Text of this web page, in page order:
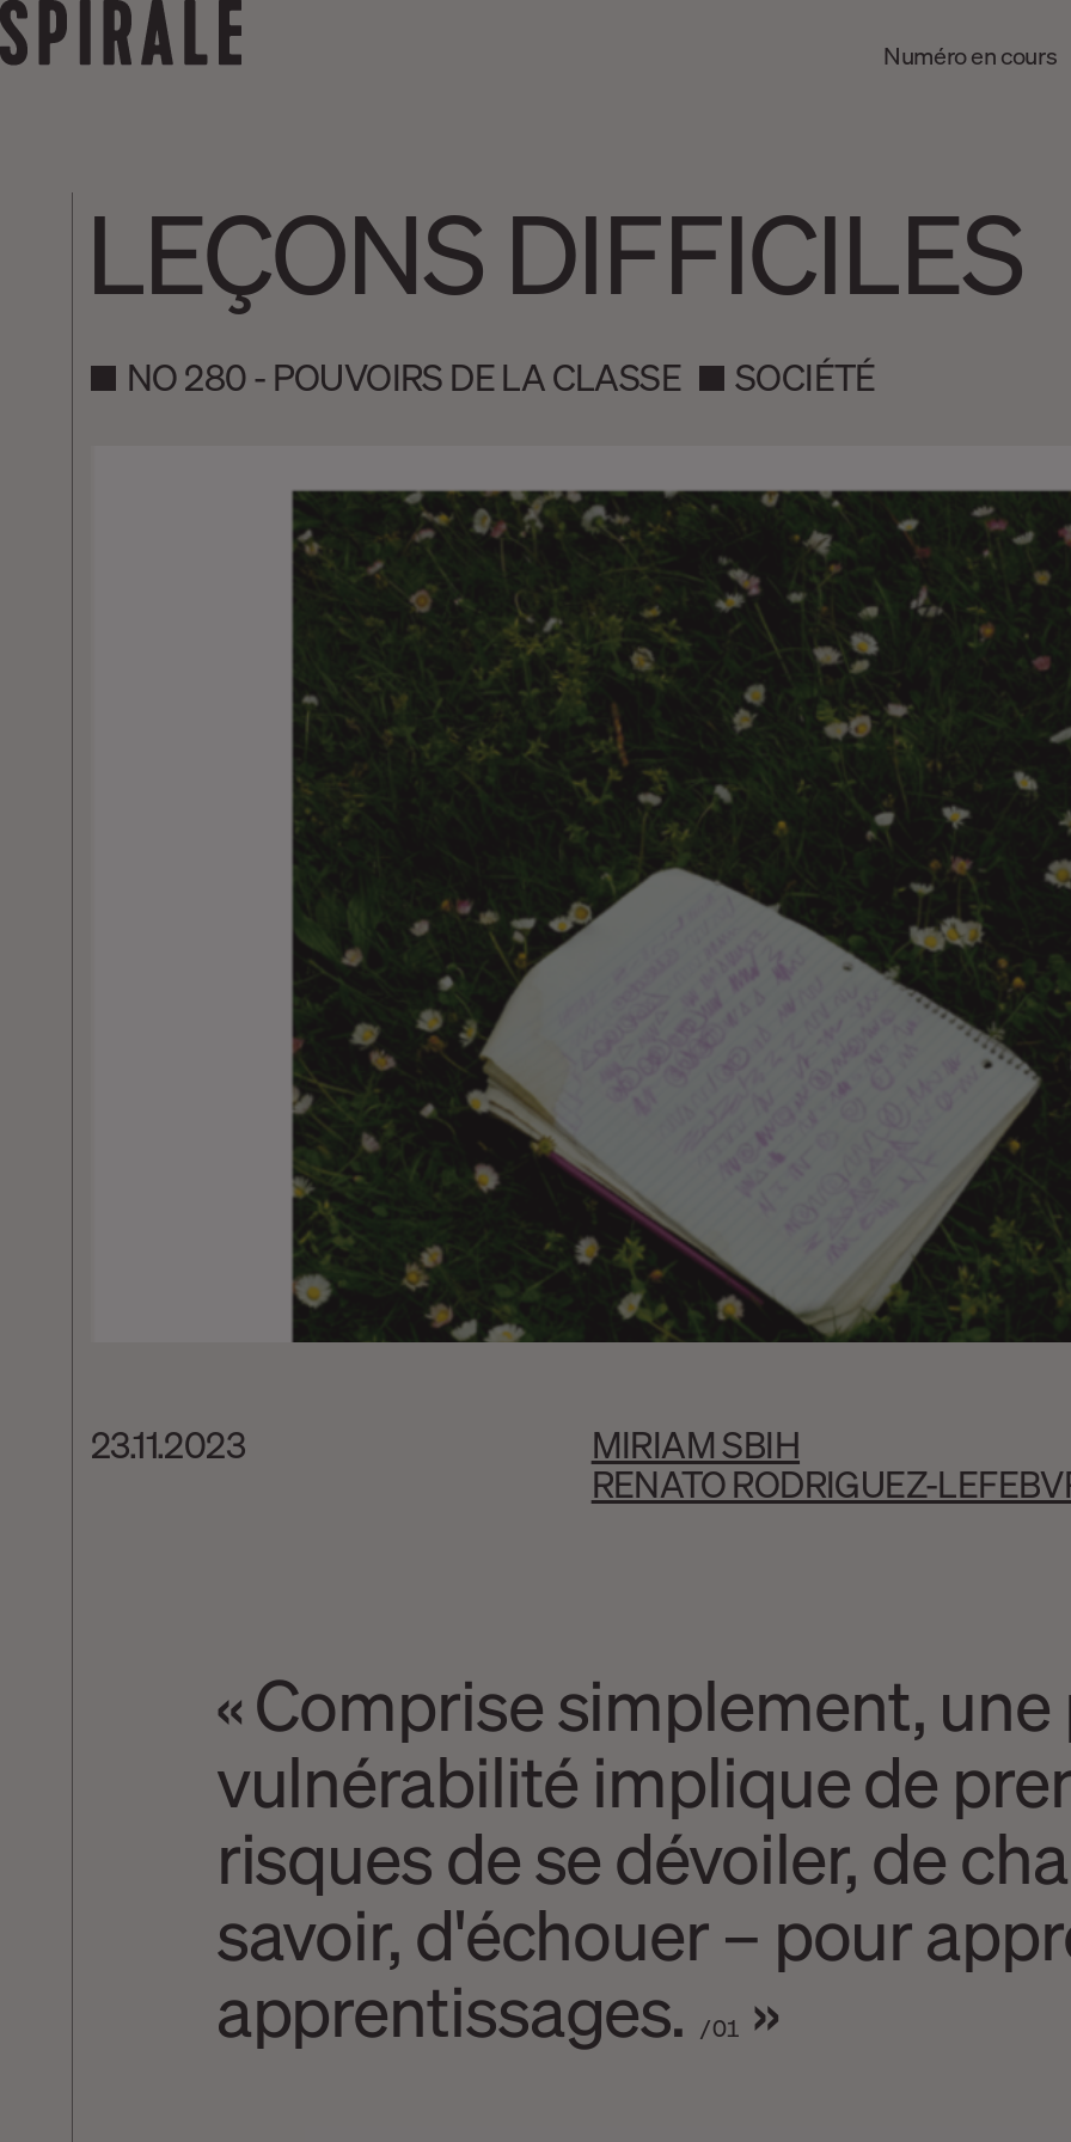
Numéro en cours
LEÇONS DIFFICILES
NO 280 - POUVOIRS DE LA CLASSE SOCIÉTÉ
23.11.2023
MIRIAM SBIH
RENATO RODRIGUEZ-
« Comprise simplement,
vulnérabilité implique de
risques de se dévoiler, de
savoir, d'échouer – pour
apprentissages.
/01 »